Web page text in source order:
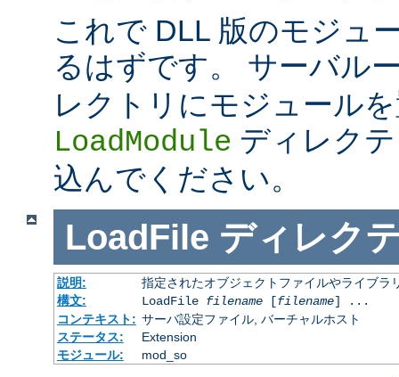
これで DLL 版のモジュ
るはずです。 サーバル
レクトリにモジュール
LoadModule ディレク
込んでください。
LoadFile ディレク
説明:
指定されたオブジェクトファイルやライブラ
構文:
LoadFile filename[filename] ...
コンテキスト: サーバ設定ファイル, バーチャルホスト
ステータス:
Extension
モジュール:
mod_so